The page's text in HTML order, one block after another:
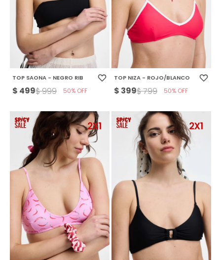
TOP SAONA - NEGRO RIB
$ 499$999 50
TOP NIZA - ROJO/BLANCO
$ 399$799 50